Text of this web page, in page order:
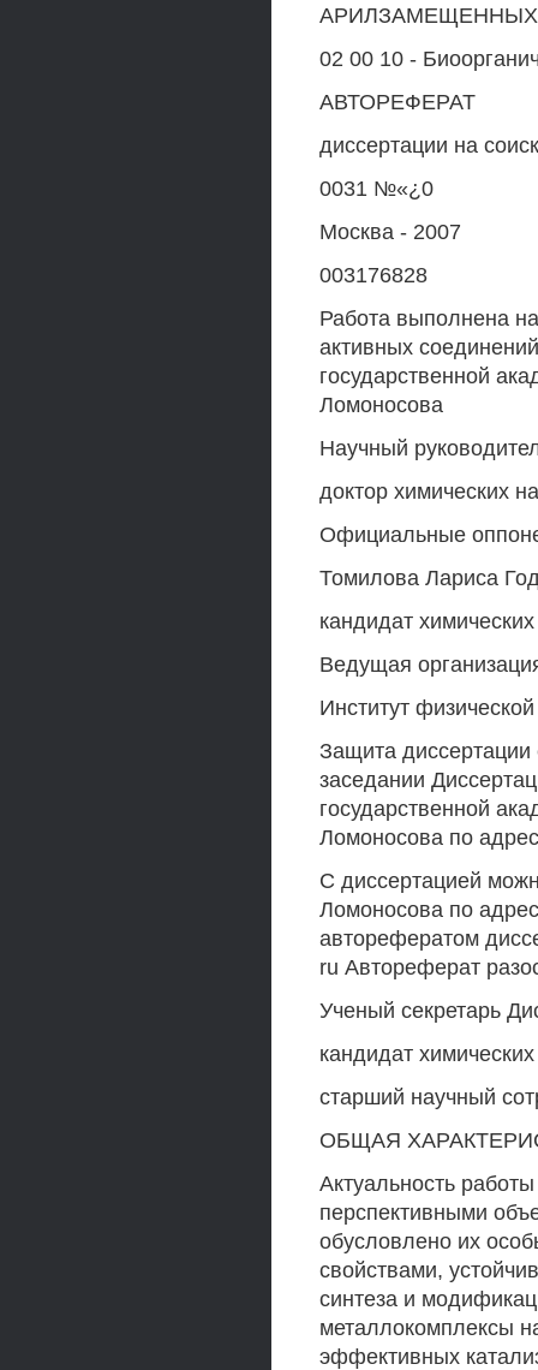
02 00 10 -
АВТОРЕФЕРАТ
диссертации на
0031 №«¿0
Москва - 2007
003176828
Работа выполнена
активных
государственной
Ломоносова
Научный
доктор химических
Официальные
Томилова Лариса
кандидат
Ведущая
Институт
Защита диссертации
заседании
государственной
Ломоносова по
С диссертацией
Ломоносова по
авторефератом
ru Автореферат
Ученый секретарь
кандидат
старший научный
ОБЩАЯ
Актуальность
перспективными
обусловлено их
свойствами,
синтеза и
металлокомплексы
эффективных